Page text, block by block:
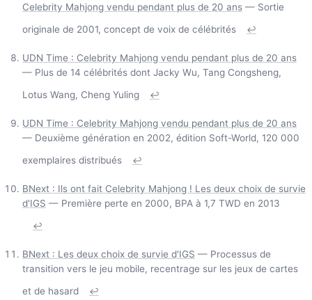
Celebrity Mahjong vendu pendant plus de 20 ans — Sortie
originale de 2001, concept de voix de célébrités
↩
UDN Time : Celebrity Mahjong vendu pendant plus de 20 ans
— Plus de 14 célébrités dont Jacky Wu, Tang Congsheng,
Lotus Wang, Cheng Yuling
↩
UDN Time : Celebrity Mahjong vendu pendant plus de 20 ans
— Deuxième génération en 2002, édition Soft-World, 120 000
exemplaires distribués
↩
BNext : Ils ont fait Celebrity Mahjong ! Les deux choix de survie
d'IGS — Première perte en 2000, BPA à 1,7 TWD en 2013
↩
BNext : Les deux choix de survie d'IGS — Processus de
transition vers le jeu mobile, recentrage sur les jeux de cartes
et de hasard
↩